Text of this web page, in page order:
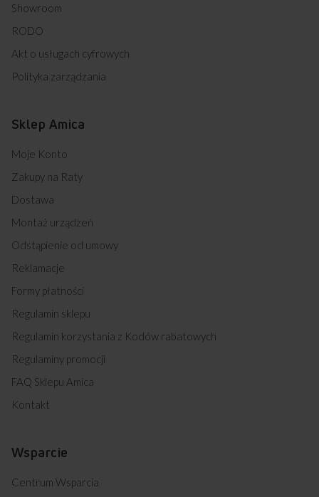
Showroom
RODO
Akt o usługach cyfrowych
Polityka zarządzania
Sklep Amica
Moje Konto
Zakupy na Raty
Dostawa
Montaż urządzeń
Odstąpienie od umowy
Reklamacje
Formy płatności
Regulamin sklepu
Regulamin korzystania z Kodów rabatowych
Regulaminy promocji
FAQ Sklepu Amica
Kontakt
Wsparcie
Centrum Wsparcia